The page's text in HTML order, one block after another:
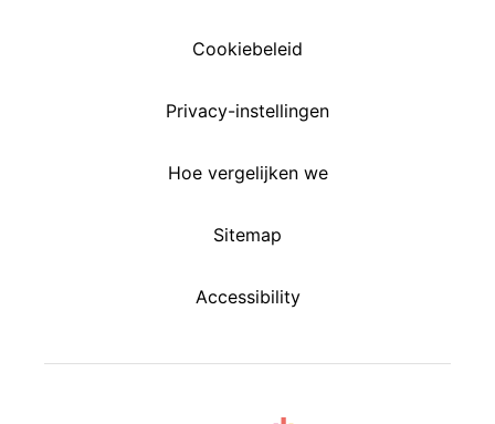
Cookiebeleid
Privacy-instellingen
Hoe vergelijken we
Sitemap
Accessibility